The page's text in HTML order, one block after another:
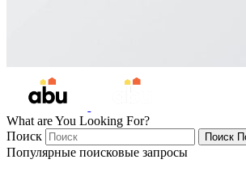
What are You Looking For?
Поиск
Поиск
Популярные поисковые запросы